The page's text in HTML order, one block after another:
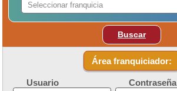
Buscar
Área franquiciador:
Usuario Contraseña